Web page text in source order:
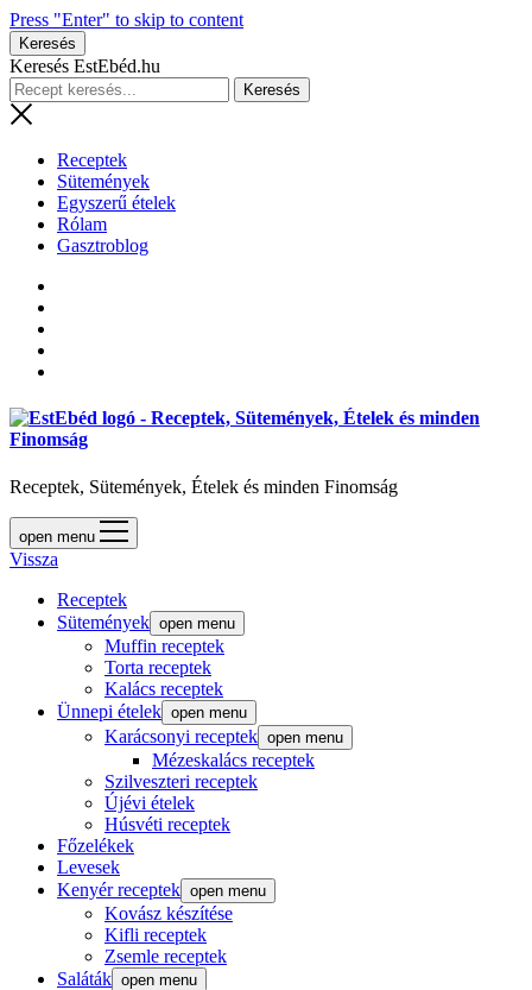
Press "Enter" to skip to content
Keresés
Keresés EstEbéd.hu
Receptek
Sütemények
Egyszerű ételek
Rólam
Gasztroblog
Receptek, Sütemények, Ételek és minden Finomság
open menu
Vissza
Receptek
Sütemények open menu
Muffin receptek
Torta receptek
Kalács receptek
Ünnepi ételek open menu
Karácsonyi receptek open menu
Mézeskalács receptek
Szilveszteri receptek
Újévi ételek
Húsvéti receptek
Főzelékek
Levesek
Kenyér receptek open menu
Kovász készítése
Kifli receptek
Zsemle receptek
Saláták open menu